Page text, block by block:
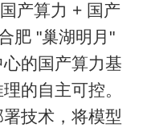
产算力 + 国产
肥 "巢湖明月"
的国产算力基
的自主可控。
技术，将模型